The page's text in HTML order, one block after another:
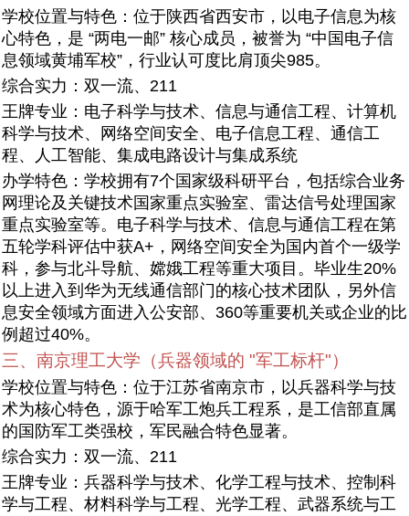
学校位置与特色：位于陕西省西安市，以电子信息为核
心特色，是 “两电一邮” 核心成员，被誉为 “中国电子信
息领域黄埔军校”，行业认可度比肩顶尖985。
综合实力：双一流、211
王牌专业：电子科学与技术、信息与通信工程、计算机
科学与技术、网络空间安全、电子信息工程、通信工
程、人工智能、集成电路设计与集成系统
办学特色：学校拥有7个国家级科研平台，包括综合业务
网理论及关键技术国家重点实验室、雷达信号处理国家
重点实验室等。电子科学与技术、信息与通信工程在第
五轮学科评估中获A+，网络空间安全为国内首个一级学
科，参与北斗导航、嫦娥工程等重大项目。毕业生20%
以上进入到华为无线通信部门的核心技术团队，另外信
息安全领域方面进入公安部、360等重要机关或企业的比
例超过40%。
三、南京理工大学（兵器领域的 "军工标杆"）
学校位置与特色：位于江苏省南京市，以兵器科学与技
术为核心特色，源于哈军工炮兵工程系，是工信部直属
的国防军工类强校，军民融合特色显著。
综合实力：双一流、211
王牌专业：兵器科学与技术、化学工程与技术、控制科
学与工程、材料科学与工程、光学工程、武器系统与工